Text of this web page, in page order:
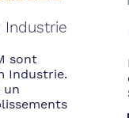
Industrie
sont
Industrie.
un